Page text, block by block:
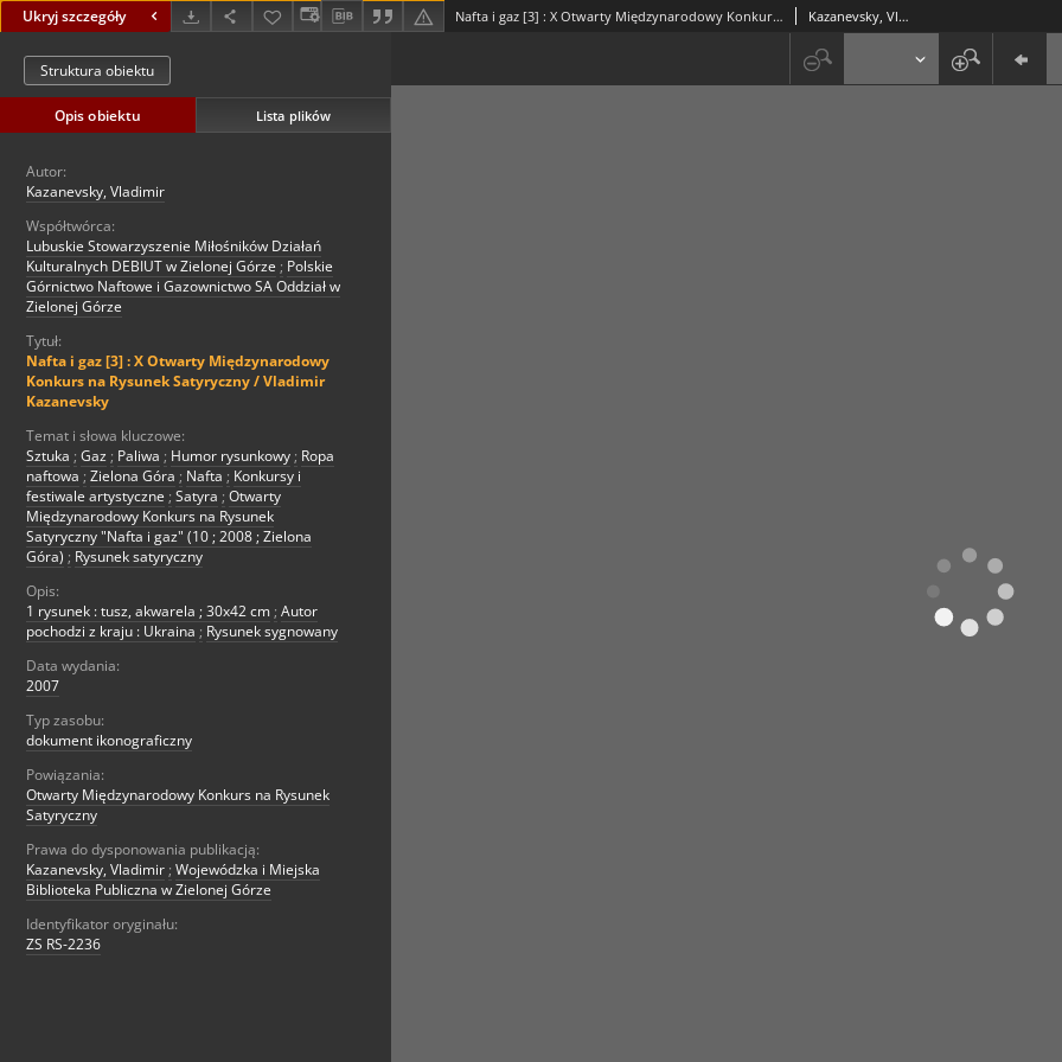
Ukryj szczegóły Nafta i gaz [3] : X Otwarty Międzynarodowy Konkurs na Rysunek Satyryczny / Vladimir Kazanevsky Kazanevsky, Vladimir
Struktura obiektu
Opis obiektu Lista plików
Autor:
Kazanevsky, Vladimir
Współtwórca:
Lubuskie Stowarzyszenie Miłośników Działań
Kulturalnych DEBIUT w Zielonej Górze ; Polskie
Górnictwo Naftowe i Gazownictwo SA Oddział w
Zielonej Górze
Tytuł:
Nafta i gaz [3] : X Otwarty Międzynarodowy
Konkurs na Rysunek Satyryczny / Vladimir
Kazanevsky
Temat i słowa kluczowe:
Sztuka ; Gaz ; Paliwa ; Humor rysunkowy ; Ropa
naftowa ; Zielona Góra ; Nafta ; Konkursy i
festiwale artystyczne ; Satyra ; Otwarty
Międzynarodowy Konkurs na Rysunek
Satyryczny "Nafta i gaz" (10 ; 2008 ; Zielona
Góra) ; Rysunek satyryczny
Opis:
1 rysunek : tusz, akwarela ; 30x42 cm ; Autor
pochodzi z kraju : Ukraina ; Rysunek sygnowany
Data wydania:
2007
Typ zasobu:
dokument ikonograficzny
Powiązania:
Otwarty Międzynarodowy Konkurs na Rysunek
Satyryczny
Prawa do dysponowania publikacją:
Kazanevsky, Vladimir ; Wojewódzka i Miejska
Biblioteka Publiczna w Zielonej Górze
Identyfikator oryginału:
ZS RS-2236